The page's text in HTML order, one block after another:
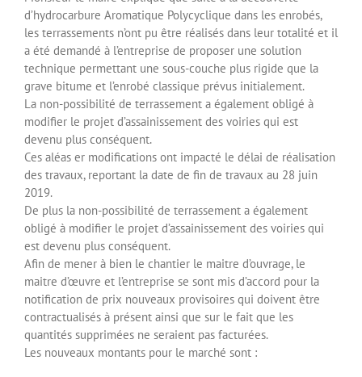
d’hydrocarbure Aromatique Polycyclique dans les enrobés,
les terrassements n’ont pu être réalisés dans leur totalité et il
a été demandé à l’entreprise de proposer une solution
technique permettant une sous-couche plus rigide que la
grave bitume et l’enrobé classique prévus initialement.
La non-possibilité de terrassement a également obligé à
modifier le projet d’assainissement des voiries qui est
devenu plus conséquent.
Ces aléas er modifications ont impacté le délai de réalisation
des travaux, reportant la date de fin de travaux au 28 juin
2019.
De plus la non-possibilité de terrassement a également
obligé à modifier le projet d’assainissement des voiries qui
est devenu plus conséquent.
Afin de mener à bien le chantier le maitre d’ouvrage, le
maitre d’œuvre et l’entreprise se sont mis d’accord pour la
notification de prix nouveaux provisoires qui doivent être
contractualisés à présent ainsi que sur le fait que les
quantités supprimées ne seraient pas facturées.
Les nouveaux montants pour le marché sont :